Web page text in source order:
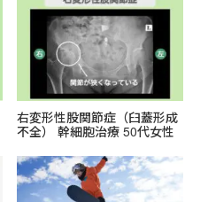
右変形性股関節症（臼蓋形成
不全） 幹細胞治療 50代女性